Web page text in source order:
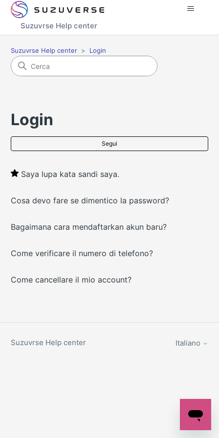
Suzuvrse Help center
Suzuvrse Help center Login
Login
Segui
Saya lupa kata sandi saya.
Cosa devo fare se dimentico la password?
Bagaimana cara mendaftarkan akun baru?
Come verificare il numero di telefono?
Come cancellare il mio account?
Suzuvrse Help center Italiano